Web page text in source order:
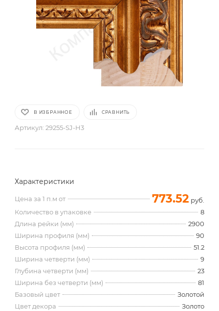
В ИЗБРАННОЕ СРАВНИТЬ
Артикул: 29255-SJ-H3
Характеристики
Цена за 1 п.м от 773.52 руб.
Количество в упаковке
8
Длина рейки (мм)
2900
Ширина профиля (мм)
90
Высота профиля (мм)
51.2
Ширина четверти (мм)
9
Глубина четверти (мм)
23
Ширина без четверти (мм)
81
Базовый цвет
Золотой
Цвет декора
Золото